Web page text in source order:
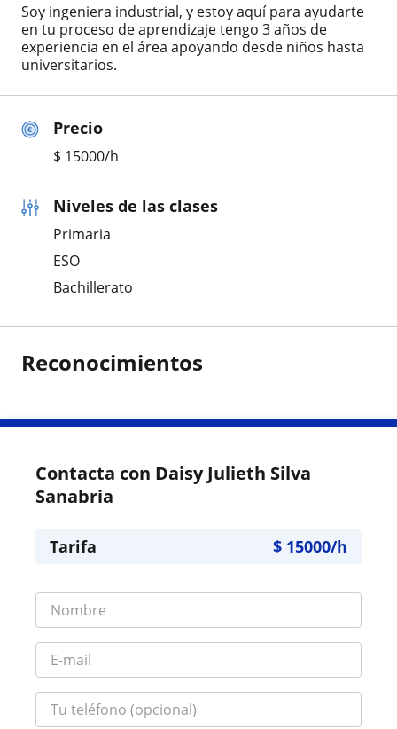
Precio
$ 15000/h
Niveles de las clases
Primaria
ESO
Bachillerato
Soy ingeniera industrial, y estoy aquí para ayudarte
en tu proceso de aprendizaje tengo 3 años de
experiencia en el área apoyando desde niños hasta
universitarios.
Reconocimientos
Contacta con Daisy Julieth Silva
Sanabria
Tarifa $ 15000/h